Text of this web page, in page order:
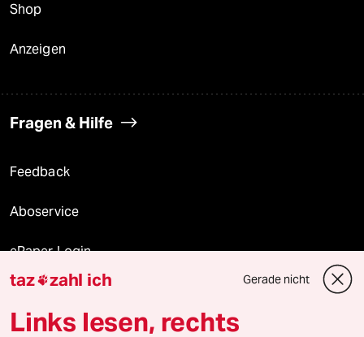
Shop
Anzeigen
Fragen & Hilfe
Feedback
Aboservice
ePaper Login
Downloads für Abonnierende
taz zahl ich Gerade nicht
Links lesen, rechts